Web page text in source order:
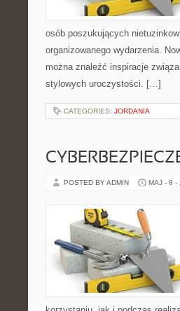
osób poszukujących
organizowanego wydarzenia.
można znaleźć inspiracje
stylowych uroczystości. […]
CATEGORIES: JORDANIA
POSTED BY ADMIN MAJ - 8 -